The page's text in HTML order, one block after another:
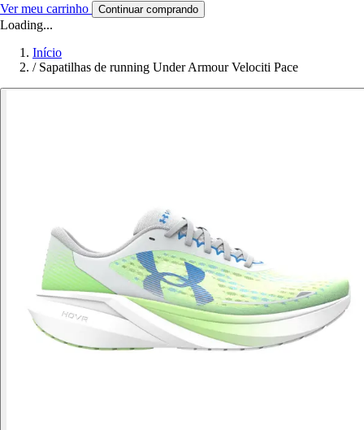
Ver meu carrinho Continuar comprando
Loading...
Início
/ Sapatilhas de running Under Armour Velociti Pace